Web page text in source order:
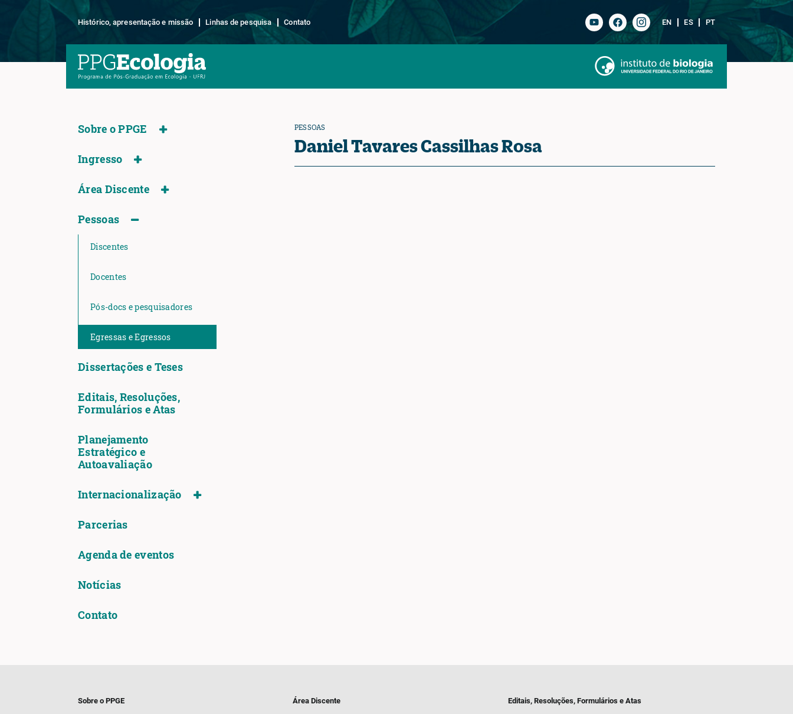
Histórico, apresentação e missão Linhas de pesquisa Contato EN ES PT
Sobre o PPGE
Ingresso
Área Discente
Pessoas
Discentes
Docentes
Pós-docs e pesquisadores
Egressas e Egressos
Dissertações e Teses
Editais, Resoluções,
Formulários e Atas
Planejamento
Estratégico e
Autoavaliação
Internacionalização
Parcerias
Agenda de eventos
Notícias
Contato
PESSOAS
Daniel Tavares Cassilhas Rosa
Sobre o PPGE Área Discente Editais, Resoluções, Formulários e Atas